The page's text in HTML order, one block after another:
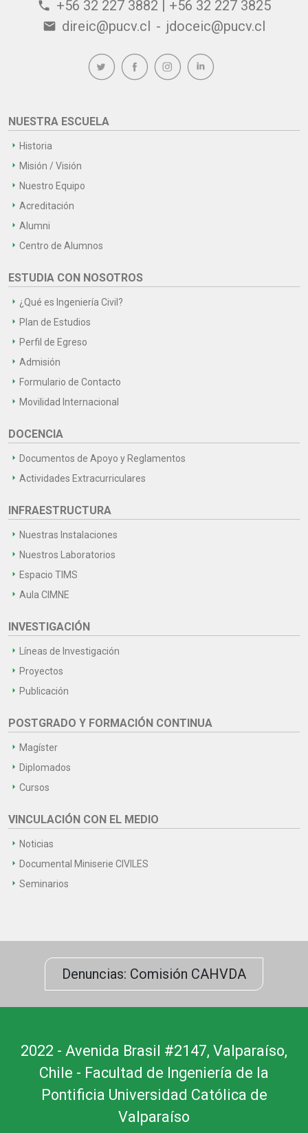
phone +56 32 227 3882 | +56 32 227 3825
email direic@pucv.cl - jdoceic@pucv.cl
NUESTRA ESCUELA
Historia
Misión / Visión
Nuestro Equipo
Acreditación
Alumni
Centro de Alumnos
ESTUDIA CON NOSOTROS
¿Qué es Ingeniería Civil?
Plan de Estudios
Perfil de Egreso
Admisión
Formulario de Contacto
Movilidad Internacional
DOCENCIA
Documentos de Apoyo y Reglamentos
Actividades Extracurriculares
INFRAESTRUCTURA
Nuestras Instalaciones
Nuestros Laboratorios
Espacio TIMS
Aula CIMNE
INVESTIGACIÓN
Líneas de Investigación
Proyectos
Publicación
POSTGRADO Y FORMACIÓN CONTINUA
Magíster
Diplomados
Cursos
VINCULACIÓN CON EL MEDIO
Noticias
Documental Miniserie CIVILES
Seminarios
Denuncias: Comisión CAHVDA
2022 - Avenida Brasil #2147, Valparaíso,
Chile - Facultad de Ingeniería de la
Pontificia Universidad Católica de
Valparaíso